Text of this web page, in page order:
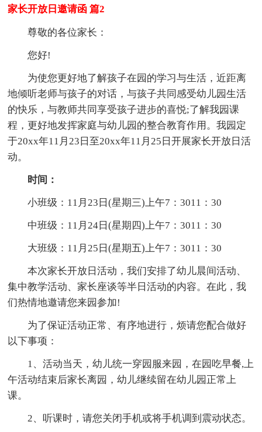
家长开放日邀请函 篇2
尊敬的各位家长：
您好!
为使您更好地了解孩子在园的学习与生活，近距离
地倾听老师与孩子的对话，与孩子共同感受幼儿园生活
的快乐，与教师共同享受孩子进步的喜悦;了解我园课
程，更好地发挥家庭与幼儿园的整合教育作用。我园定
于20xx年11月23日至20xx年11月25日开展家长开放日活
动。
时间：
小班级：11月23日(星期三)上午7：3011：30
中班级：11月24日(星期四)上午7：3011：30
大班级：11月25日(星期五)上午7：3011：30
本次家长开放日活动，我们安排了幼儿晨间活动、
集中教学活动、家长座谈等半日活动的内容。在此，我
们热情地邀请您来园参加!
为了保证活动正常、有序地进行，烦请您配合做好
以下事项：
1、活动当天，幼儿统一穿园服来园，在园吃早餐,上
午活动结束后家长离园，幼儿继续留在幼儿园正常上
课。
2、听课时，请您关闭手机或将手机调到震动状态。